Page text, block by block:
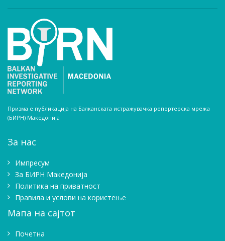
Призма е публикација на Балканската истражувачка репортерска мрежа
(БИРН) Македонија
За нас
Импресум
Зa БИРН Македонија
Политика на приватност
Правила и услови на користење
Мапа на сајтот
Почетна